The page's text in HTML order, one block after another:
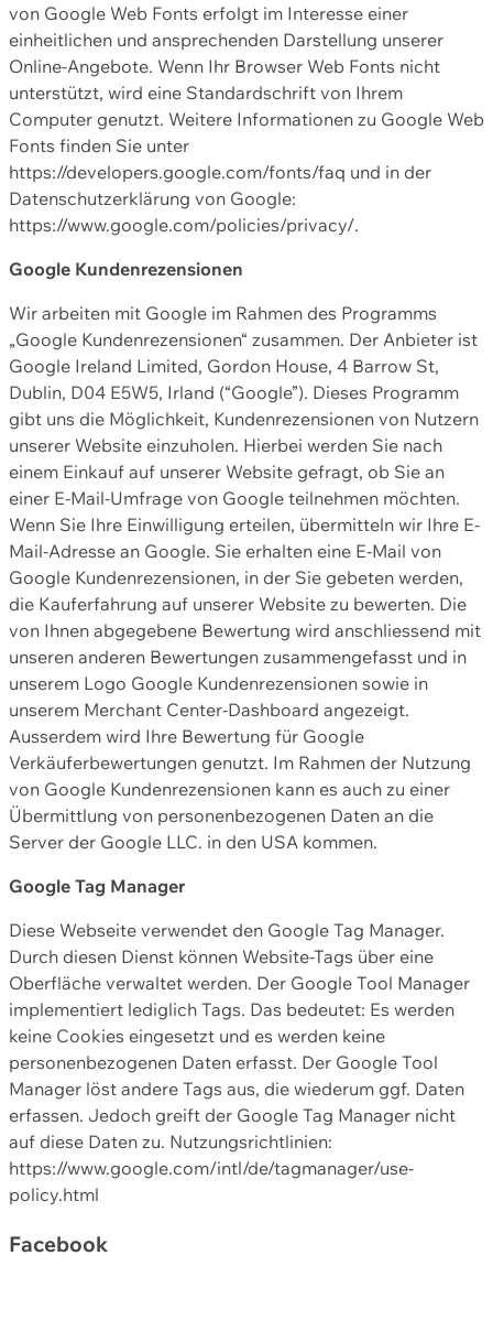
von Google Web Fonts erfolgt im Interesse einer
einheitlichen und ansprechenden Darstellung unserer
Online-Angebote. Wenn Ihr Browser Web Fonts nicht
unterstützt, wird eine Standardschrift von Ihrem
Computer genutzt. Weitere Informationen zu Google Web
Fonts finden Sie unter
https://developers.google.com/fonts/faq und in der
Datenschutzerklärung von Google:
https://www.google.com/policies/privacy/.
Google Kundenrezensionen
Wir arbeiten mit Google im Rahmen des Programms
„Google Kundenrezensionen“ zusammen. Der Anbieter ist
Google Ireland Limited, Gordon House, 4 Barrow St,
Dublin, D04 E5W5, Irland (“Google”). Dieses Programm
gibt uns die Möglichkeit, Kundenrezensionen von Nutzern
unserer Website einzuholen. Hierbei werden Sie nach
einem Einkauf auf unserer Website gefragt, ob Sie an
einer E-Mail-Umfrage von Google teilnehmen möchten.
Wenn Sie Ihre Einwilligung erteilen, übermitteln wir Ihre E-
Mail-Adresse an Google. Sie erhalten eine E-Mail von
Google Kundenrezensionen, in der Sie gebeten werden,
die Kauferfahrung auf unserer Website zu bewerten. Die
von Ihnen abgegebene Bewertung wird anschliessend mit
unseren anderen Bewertungen zusammengefasst und in
unserem Logo Google Kundenrezensionen sowie in
unserem Merchant Center-Dashboard angezeigt.
Ausserdem wird Ihre Bewertung für Google
Verkäuferbewertungen genutzt. Im Rahmen der Nutzung
von Google Kundenrezensionen kann es auch zu einer
Übermittlung von personenbezogenen Daten an die
Server der Google LLC. in den USA kommen.
Google Tag Manager
Diese Webseite verwendet den Google Tag Manager.
Durch diesen Dienst können Website-Tags über eine
Oberfläche verwaltet werden. Der Google Tool Manager
implementiert lediglich Tags. Das bedeutet: Es werden
keine Cookies eingesetzt und es werden keine
personenbezogenen Daten erfasst. Der Google Tool
Manager löst andere Tags aus, die wiederum ggf. Daten
erfassen. Jedoch greift der Google Tag Manager nicht
auf diese Daten zu. Nutzungsrichtlinien:
https://www.google.com/intl/de/tagmanager/use-
policy.html
Facebook